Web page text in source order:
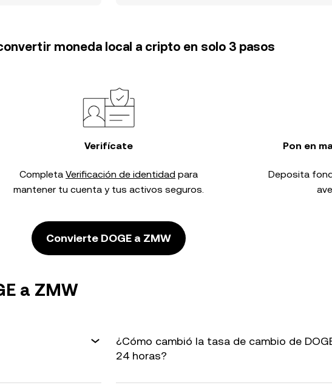
moneda local a cripto en solo 3 pasos
Verifícate
Completa Verificación de identidad para
mantener tu cuenta y tus activos seguros.
Pon en
Deposita
Convierte DOGE a ZMW
a ZMW
¿Cómo cambió la tasa de cambio de
24 horas?